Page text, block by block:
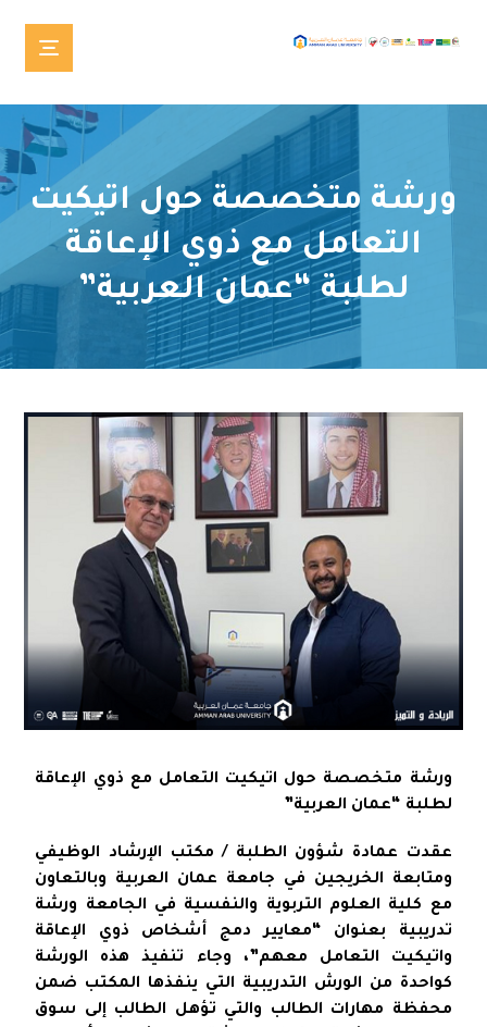
ورشة متخصصة حول اتيكيت
التعامل مع ذوي الإعاقة
لطلبة “عمان العربية”
ورشة متخصصة حول اتيكيت التعامل مع ذوي الإعاقة
لطلبة “عمان العربية”
عقدت عمادة شؤون الطلبة / مكتب الإرشاد الوظيفي
ومتابعة الخريجين في جامعة عمان العربية وبالتعاون
مع كلية العلوم التربوية والنفسية في الجامعة ورشة
تدريبية بعنوان “معايير دمج أشخاص ذوي الإعاقة
واتيكيت التعامل معهم”، وجاء تنفيذ هذه الورشة
كواحدة من الورش التدريبية التي ينفذها المكتب ضمن
محفظة مهارات الطالب والتي تؤهل الطالب إلى سوق